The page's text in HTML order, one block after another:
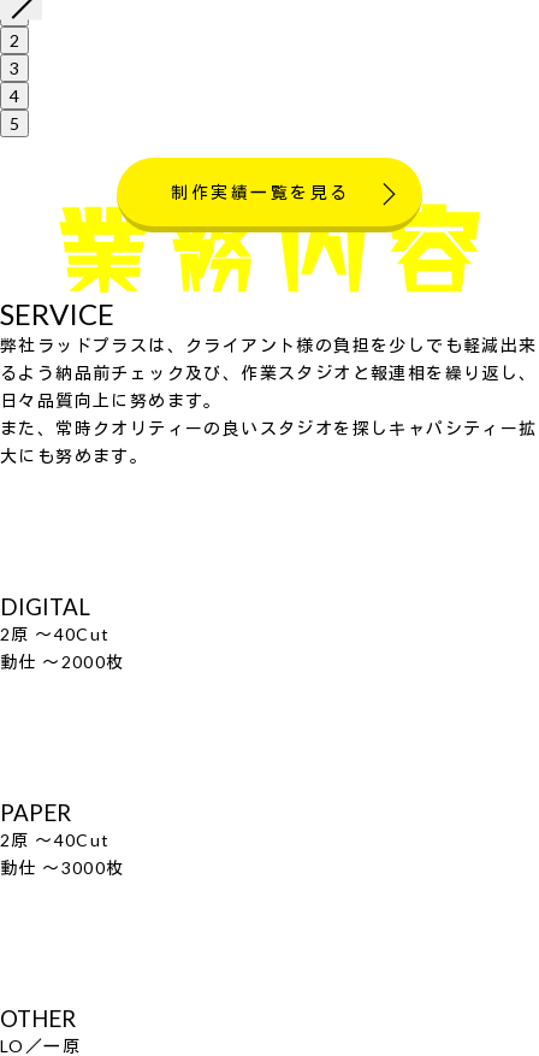
1
2
3
4
5
制作実績一覧を見る
SERVICE
弊社ラッドプラスは、クライアント様の負担を少しでも軽減出来
るよう納品前チェック及び、作業スタジオと報連相を繰り返し、
日々品質向上に努めます。
また、常時クオリティーの良いスタジオを探しキャパシティー拡
大にも努めます。
DIGITAL
2原 ～40Cut
動仕 ～2000枚
PAPER
2原 ～40Cut
動仕 ～3000枚
OTHER
LO／一原